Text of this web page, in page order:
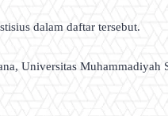
dalam daftar tersebut.
Universitas